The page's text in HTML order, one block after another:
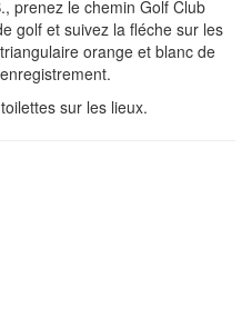
prenez le chemin Golf Club
golf et suivez la fléche sur les
orange et blanc de
sur les lieux.